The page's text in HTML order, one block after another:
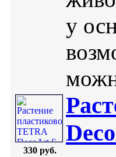
у
330 руб.